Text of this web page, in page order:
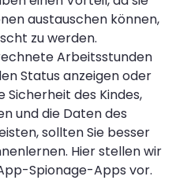
austauschen können,
zu werden.
Arbeitsstunden
Status anzeigen oder
des Kindes,
und die Daten des
sollten Sie besser
Hier stellen wir
Spionage-Apps vor.